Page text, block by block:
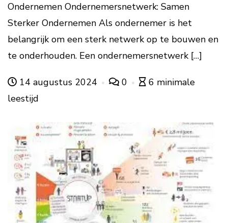
Ondernemen Ondernemersnetwerk: Samen
Sterker Ondernemen Als ondernemer is het
belangrijk om een sterk netwerk op te bouwen en
te onderhouden. Een ondernemersnetwerk […]
14 augustus 2024 0
6 minimale
leestijd